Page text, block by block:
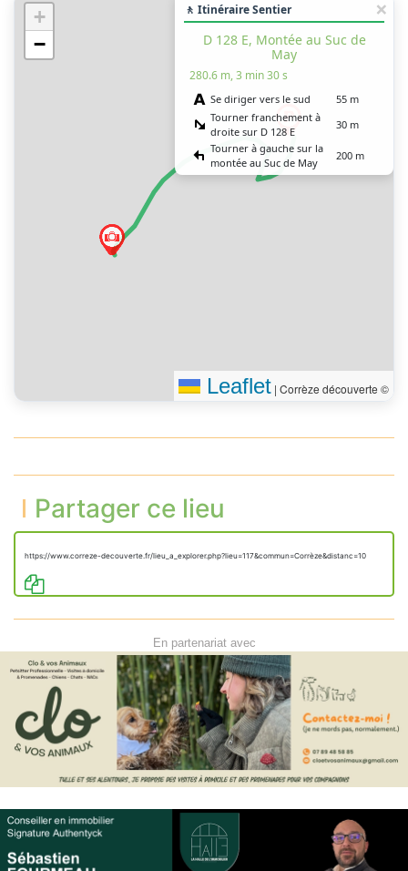
+
−
🚶 Itinéraire Sentier
D 128 E, Montée au Suc de
May
280.6 m, 3 min 30 s
Se diriger vers le sud
55 m
Tourner franchement à
droite sur D 128 E
30 m
Tourner à gauche sur la
montée au Suc de May
200 m
Tenir la gauche à
Leaflet | Corrèze découverte ©
Partager ce lieu
https://www.correze-decouverte.fr/lieu_a_explorer.php?lieu=117&commun=Corrèze&distanc=10
En partenariat avec